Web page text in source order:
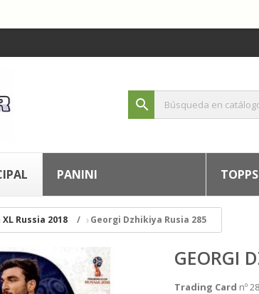
search
PANINI TOPPS
Russia 2018 Georgi Dzhikiya Rusia 285
GEORGI
Trading Card nº